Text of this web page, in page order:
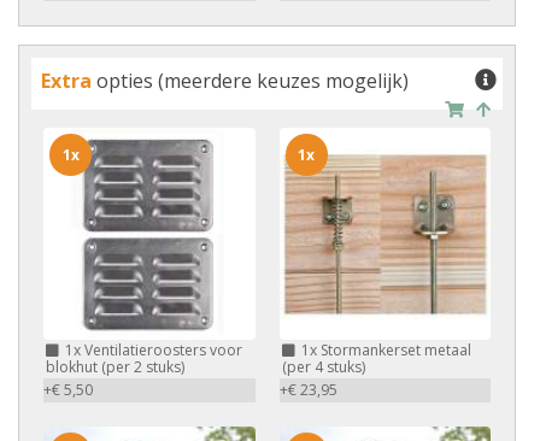
Extra opties (meerdere keuzes mogelijk)
1xVentilatieroosters voor
blokhut (per 2 stuks)
+€ 5,50
1x
1xStormankerset metaal
(per 4 stuks)
+€ 23,95
1x